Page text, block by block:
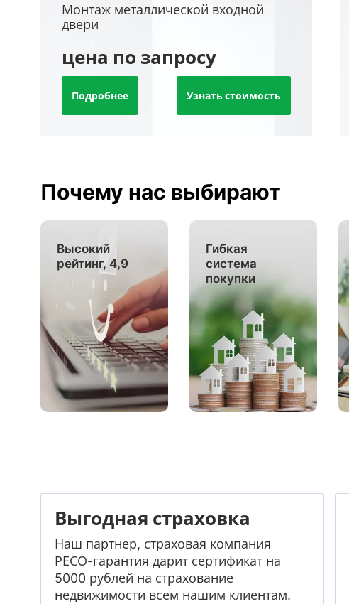
Монтаж металлической входной
двери
цена по запросу
Подробнее Узнать стоимость
Почему нас выбирают
Высокий
рейтинг, 4,9
Гибкая
система
покупки
Выгодная страховка
Наш партнер, страховая компания
РЕСО-гарантия дарит сертификат на
5000 рублей на страхование
недвижимости всем нашим клиентам.